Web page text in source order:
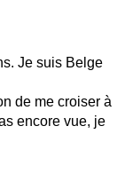
Je suis Belge
de me croiser à
encore vue, je